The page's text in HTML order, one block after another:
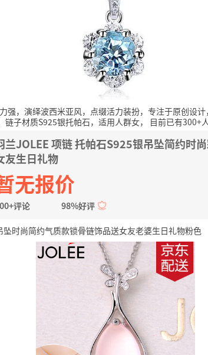
强，演绎波西米亚风，点缀活力装扮，专注于原创设计
子材质S925银托帕石，适用人群女，
目前已有300+
兰JOLEE 项链 托帕石S925银吊坠简约时
友生日礼物
无报价
评论 98%好评
时尚简约气质款锁骨链饰品送女友老婆生日礼物粉色